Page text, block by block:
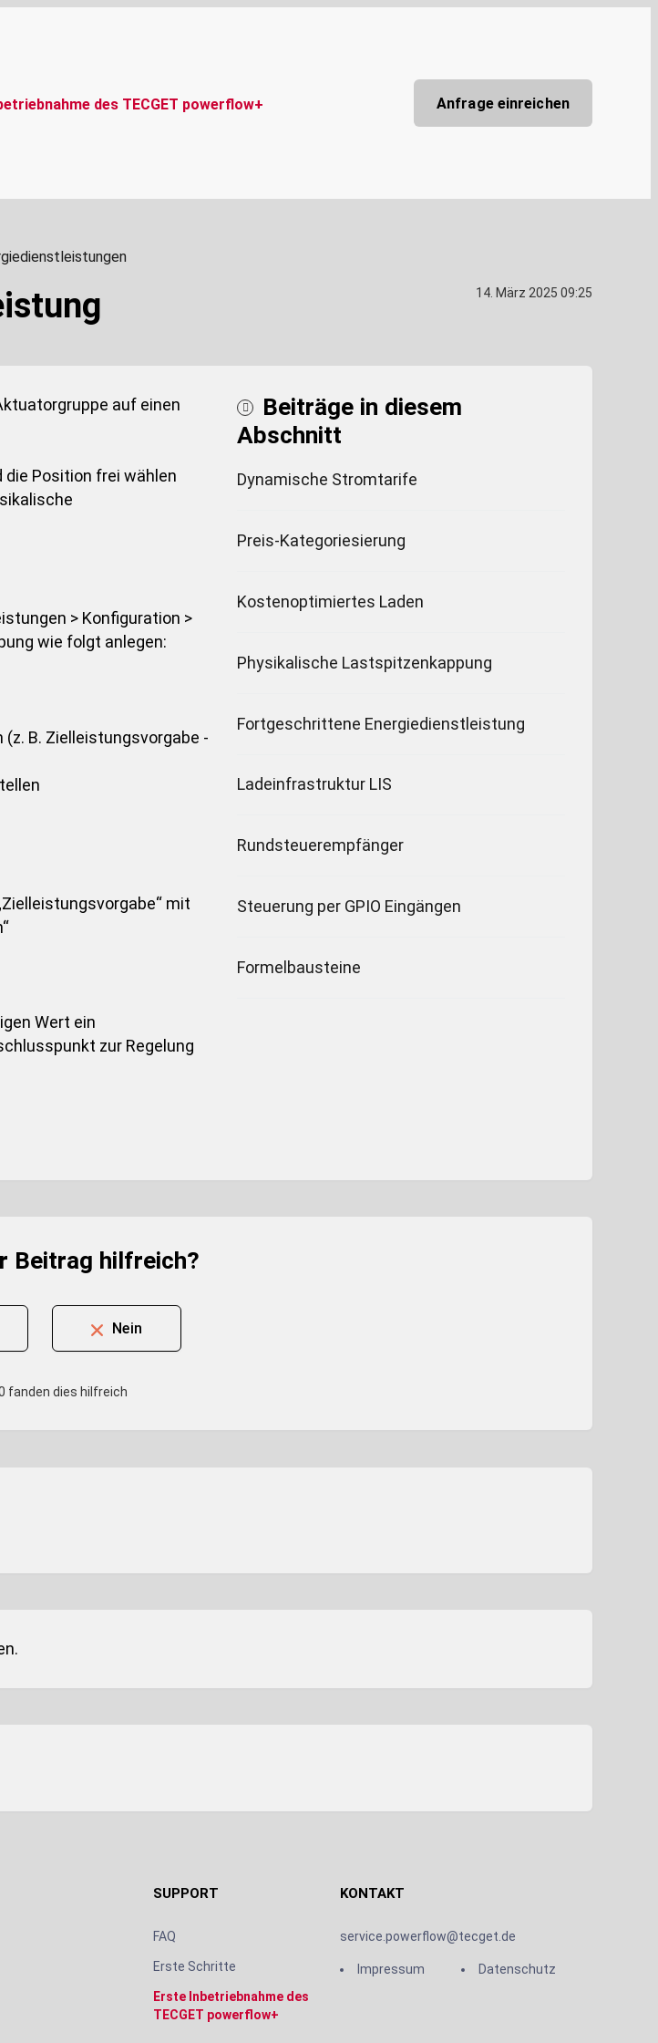
des TECGET powerflow+ Anfrage einreichen
14. März 2025 09:25
auf einen
die Position frei wählen
> Konfiguration >
wie folgt anlegen:
(z. B. Zielleistungsvorgabe -
mit
Wert ein
zur Regelung
Beiträge in diesem
Abschnitt
Dynamische Stromtarife
Preis-Kategoriesierung
Kostenoptimiertes Laden
Physikalische Lastspitzenkappung
Fortgeschrittene Energiedienstleistung
Ladeinfrastruktur LIS
Rundsteuerempfänger
Steuerung per GPIO Eingängen
Formelbausteine
Beitrag hilfreich?
Nein
fanden dies hilfreich
SUPPORT
FAQ
Erste Schritte
Erste Inbetriebnahme des
TECGET powerflow+
KONTAKT
service.powerflow@tecget.de
Impressum Datenschutz